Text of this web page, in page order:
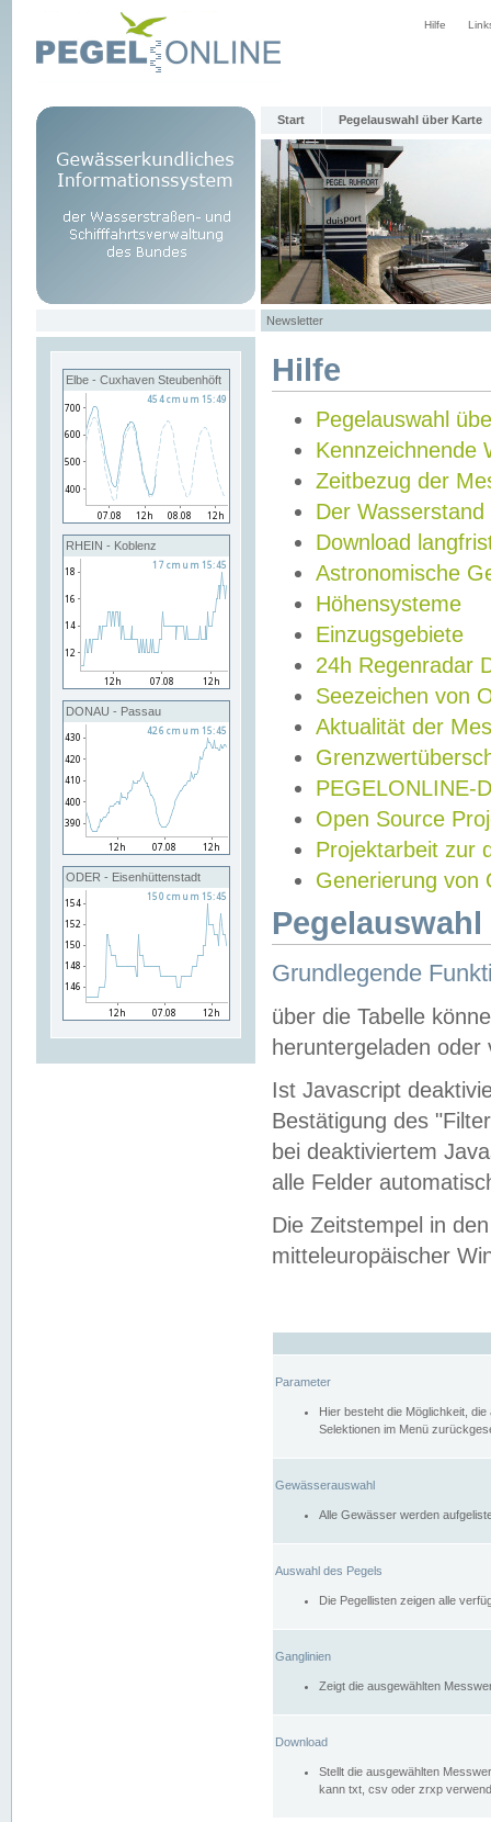
Hilfe
Start Pegelauswahl über Karte
Newsletter
Elbe - Cuxhaven Steubenhöft
RHEIN - Koblenz
DONAU - Passau
ODER - Eisenhüttenstadt
Hilfe
Pegelauswahl
Kennzeichnende
Zeitbezug der
Der Wasserstand
Download
Astronomische
Höhensysteme
Einzugsgebiete
24h Regenradar
Seezeichen von
Aktualität der
PEGELONLINE-
Open Source
Projektarbeit zur
Generierung von
Grundlegende
über die Tabelle
heruntergeladen oder
Ist Javascript
Bestätigung des
bei deaktiviertem
alle Felder
Die Zeitstempel in
mitteleuropäischer
Parameter
Hier besteht die Möglichkeit,
Selektionen im Menü
Gewässerauswahl
Alle Gewässer werden
Auswahl des Pegels
Die Pegellisten zeigen alle
Ganglinien
Zeigt die ausgewählten
Download
Stellt die ausgewählten
kann txt, csv oder zrxp